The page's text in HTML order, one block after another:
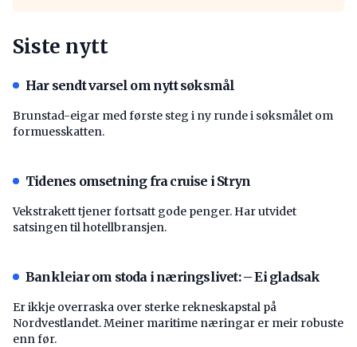
Siste nytt
Har sendt varsel om nytt søksmål
Brunstad-eigar med første steg i ny runde i søksmålet om
formuesskatten.
Tidenes omsetning fra cruise i Stryn
Vekstrakett tjener fortsatt gode penger. Har utvidet
satsingen til hotellbransjen.
Bankleiar om stoda i næringslivet: – Ei gladsak
Er ikkje overraska over sterke rekneskapstal på
Nordvestlandet. Meiner maritime næringar er meir robuste
enn før.